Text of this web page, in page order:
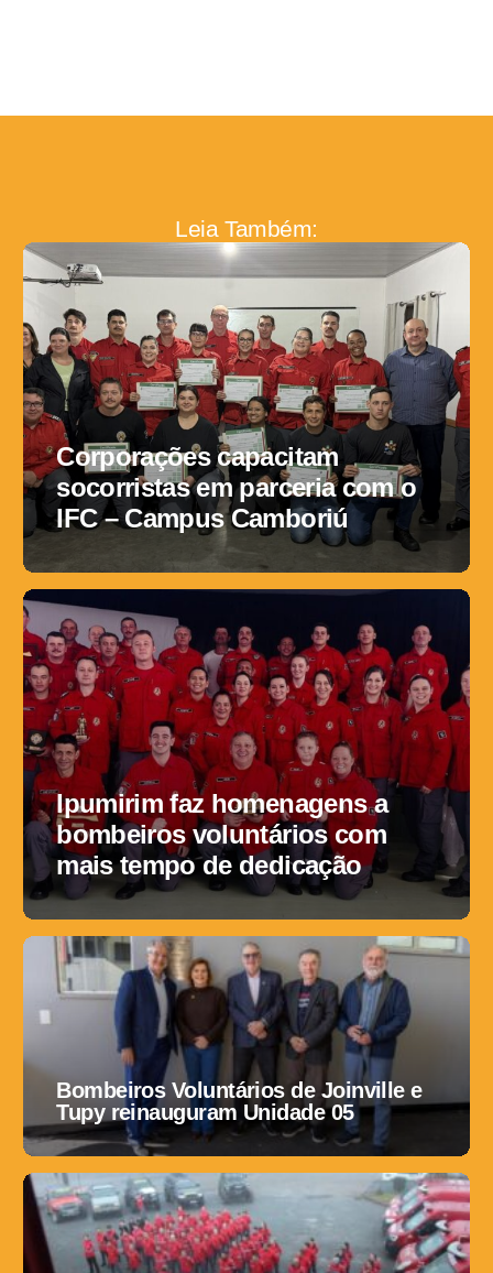
Leia Também:
Corporações capacitam
socorristas em parceria com o
IFC – Campus Camboriú
Ipumirim faz homenagens a
bombeiros voluntários com
mais tempo de dedicação
Bombeiros Voluntários de Joinville e
Tupy reinauguram Unidade 05